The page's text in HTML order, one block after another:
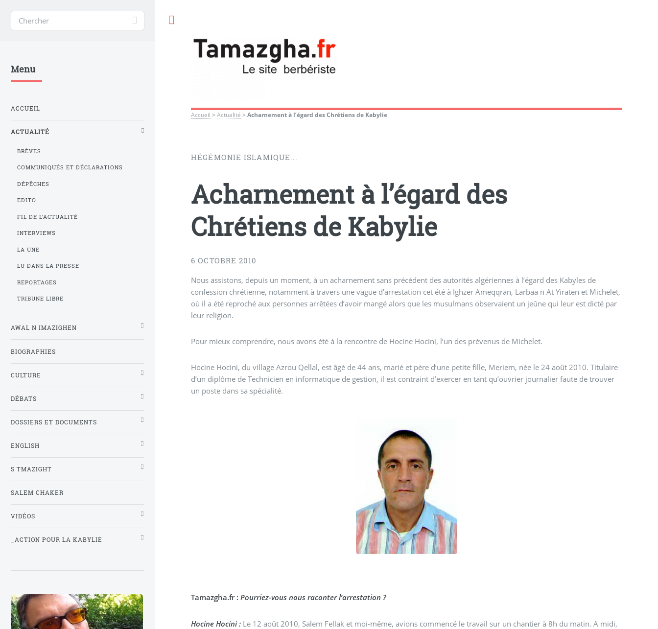
Accueil >Actualité >Acharnement à l’égard des Chrétiens de Kabylie
HÉGÉMONIE ISLAMIQUE...
Acharnement à l’égard des
Chrétiens de Kabylie
6 OCTOBRE 2010
Nous assistons, depuis un moment, à un acharnement sans précédent des autorités algériennes à l’égard des Kabyles de
confession chrétienne, notamment à travers une vague d’arrestation cet été à Ighzer Ameqqran, Larbaa n At Yiraten et Michelet,
où il a été reproché aux personnes arrêtées d’avoir mangé alors que les musulmans observaient un jeûne qui leur est dicté par
leur religion.
Pour mieux comprendre, nous avons été à la rencontre de Hocine Hocini, l’un des prévenus de Michelet.
Hocine Hocini, du village Azrou Qellal, est âgé de 44 ans, marié et père d’une petite fille, Meriem, née le 24 août 2010. Titulaire
d’un diplôme de Technicien en informatique de gestion, il est contraint d’exercer en tant qu’ouvrier journalier faute de trouver
un poste dans sa spécialité.
Tamazgha.fr :Pourriez-vous nous raconter l’arrestation ?
Hocine Hocini : Le 12 août 2010, Salem Fellak et moi-même, avions commencé le travail sur un chantier à 8h du matin. A midi,
Menu
ACCUEIL
ACTUALITÉ
BRÈVES
COMMUNIQUÉS ET DÉCLARATIONS
DÉPÊCHES
EDITO
FIL DE L’ACTUALITÉ
INTERVIEWS
LA UNE
LU DANS LA PRESSE
REPORTAGES
TRIBUNE LIBRE
AWAL N IMAZIGHEN
BIOGRAPHIES
CULTURE
DÉBATS
DOSSIERS ET DOCUMENTS
ENGLISH
S TMAZIGHT
SALEM CHAKER
VIDÉOS
_ACTION POUR LA KABYLIE